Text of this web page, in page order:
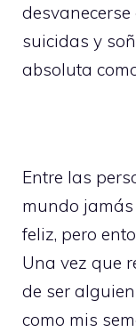
suicidas y
absoluta
Entre las
mundo
feliz, pero
Una vez que
de ser
como mis